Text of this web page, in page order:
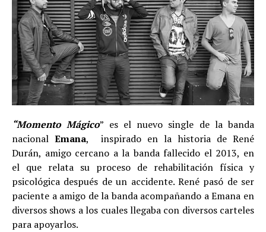
“Momento Mágico” es el nuevo single de la banda
nacionalEmana, inspirado en la historia de René
Durán, amigo cercano a la banda fallecido el 2013, en
el que relata su proceso de rehabilitación física y
psicológica después de un accidente. René pasó de ser
paciente a amigo de la banda acompañando a Emana en
diversos shows a los cuales llegaba con diversos carteles
para apoyarlos.